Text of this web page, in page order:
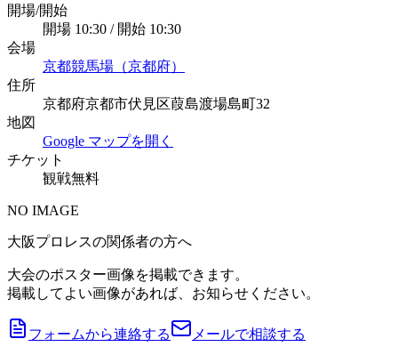
開場/開始
開場 10:30 / 開始 10:30
会場
京都競馬場（京都府）
住所
京都府京都市伏見区葭島渡場島町32
地図
Google マップを開く
チケット
観戦無料
NO IMAGE
大阪プロレスの関係者の方へ
大会のポスター画像を掲載できます。
掲載してよい画像があれば、お知らせください。
フォームから連絡する メールで相談する